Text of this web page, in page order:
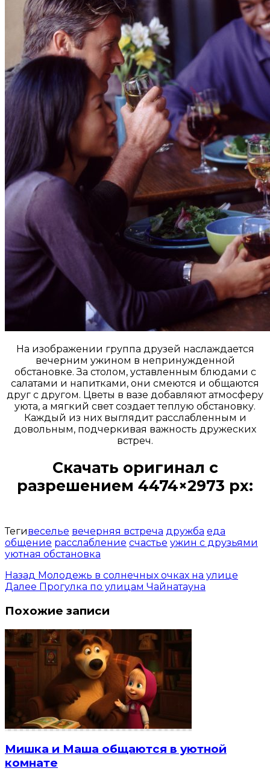
На изображении группа друзей наслаждается
вечерним ужином в непринужденной
обстановке. За столом, уставленным блюдами с
салатами и напитками, они смеются и общаются
друг с другом. Цветы в вазе добавляют атмосферу
уюта, а мягкий свет создает теплую обстановку.
Каждый из них выглядит расслабленным и
довольным, подчеркивая важность дружеских
встреч.
Скачать оригинал с
разрешением 4474×2973 px:
Тегивеселье вечерняя встреча дружба еда
общение расслабление счастье ужин с друзьями
уютная обстановка
Назад Молодежь в солнечных очках на улице
Далее Прогулка по улицам Чайнатауна
Похожие записи
Мишка и Маша общаются в уютной
комнате